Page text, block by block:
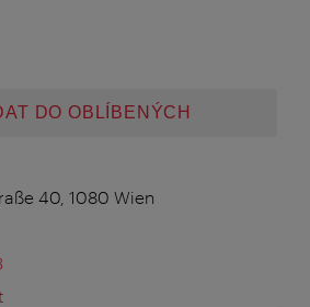
DO OBLÍBENÝCH
40, 1080 Wien